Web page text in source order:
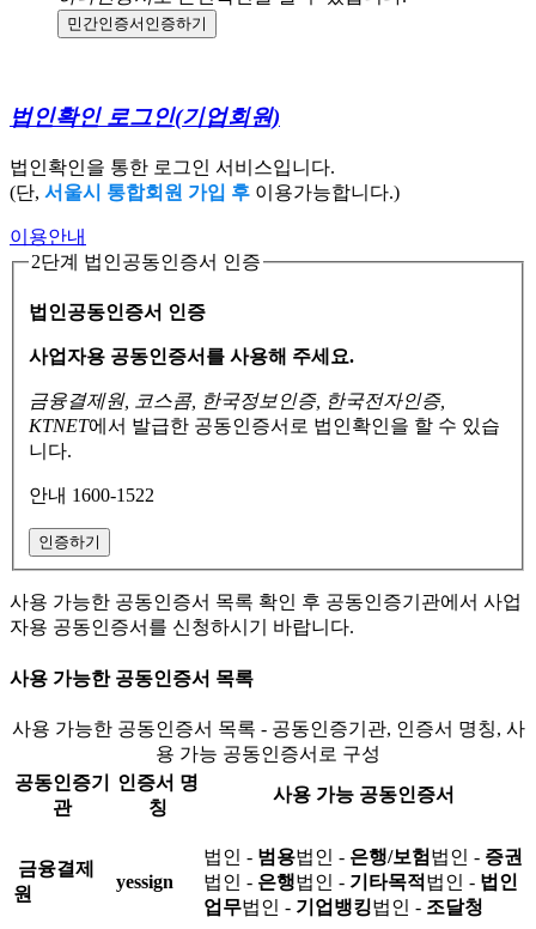
민간인증서 인증하기
법인확인 로그인(기업회원)
법인확인을 통한 로그인 서비스입니다.
(단, 서울시 통합회원 가입 후 이용가능합니다.)
이용안내
2단계 법인공동인증서 인증
법인공동인증서 인증
사업자용 공동인증서를 사용해 주세요.
금융결제원, 코스콤, 한국정보인증, 한국전자인증,
KTNET에서 발급한 공동인증서로 법인확인을 할 수 있습
니다.
안내 1600-1522
인증하기
사용 가능한 공동인증서 목록 확인 후 공동인증기관에서 사업
자용 공동인증서를 신청하시기 바랍니다.
사용 가능한 공동인증서 목록
사용 가능한 공동인증서 목록 - 공동인증기관, 인증서 명칭, 사
용 가능 공동인증서로 구성
공동인증기
관
인증서 명
칭
사용 가능 공동인증서
금융결제
원
yessign
법인 - 범용법인 - 은행/보험 법인 - 증권
법인 - 은행법인 - 기타목적 법인 - 법인
업무법인 - 기업뱅킹법인 - 조달청